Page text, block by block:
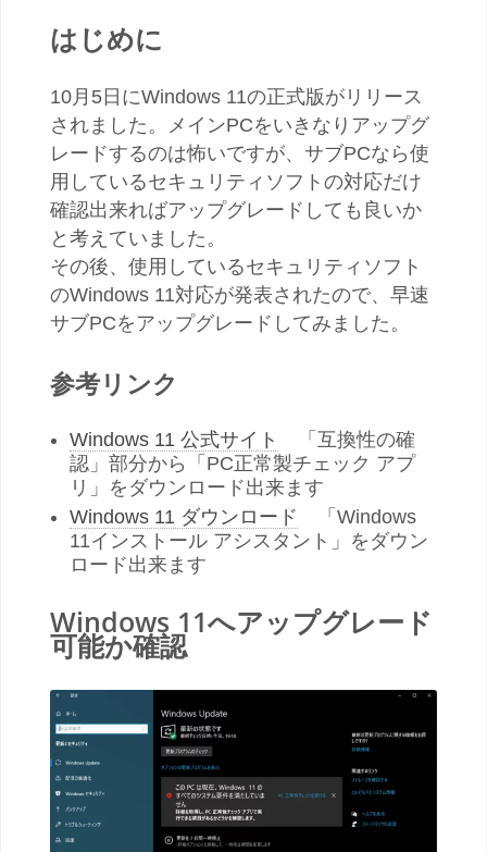
はじめに
10月5日にWindows 11の正式版がリリース
されました。メインPCをいきなりアップグ
レードするのは怖いですが、サブPCなら使
用しているセキュリティソフトの対応だけ
確認出来ればアップグレードしても良いか
と考えていました。
その後、使用しているセキュリティソフト
のWindows 11対応が発表されたので、早速
サブPCをアップグレードしてみました。
参考リンク
Windows 11 公式サイト
「互換性の確
認」部分から「PC正常製チェック アプ
リ」をダウンロード出来ます
Windows 11 ダウンロード 「Windows
11インストール アシスタント」をダウン
ロード出来ます
Windows 11へアップグレード
可能か確認